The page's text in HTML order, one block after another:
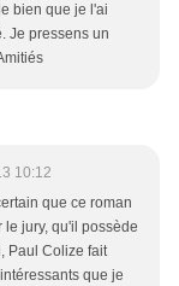
bien que je l'ai
Je pressens un
10:12
que ce roman
jury, qu'il possède
Paul Colize fait
que je